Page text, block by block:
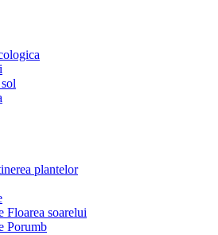
plantelor
Floarea soarelui
Porumb